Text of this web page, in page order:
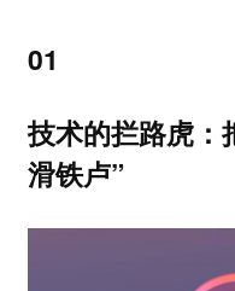
01
技术的拦路虎：
滑铁卢”